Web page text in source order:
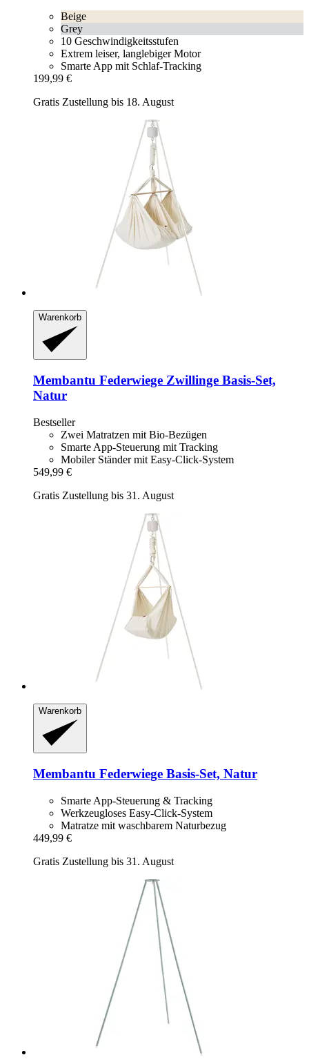
Beige
Grey
10 Geschwindigkeitsstufen
Extrem leiser, langlebiger Motor
Smarte App mit Schlaf-Tracking
199,99 €
Gratis Zustellung bis 18. August
Warenkorb
Membantu Federwiege Zwillinge Basis-​Set,
Natur
Bestseller
Zwei Matratzen mit Bio-Bezügen
Smarte App-Steuerung mit Tracking
Mobiler Ständer mit Easy-Click-System
549,99 €
Gratis Zustellung bis 31. August
Warenkorb
Membantu Federwiege Basis-​Set, Natur
Smarte App-Steuerung & Tracking
Werkzeugloses Easy-Click-System
Matratze mit waschbarem Naturbezug
449,99 €
Gratis Zustellung bis 31. August